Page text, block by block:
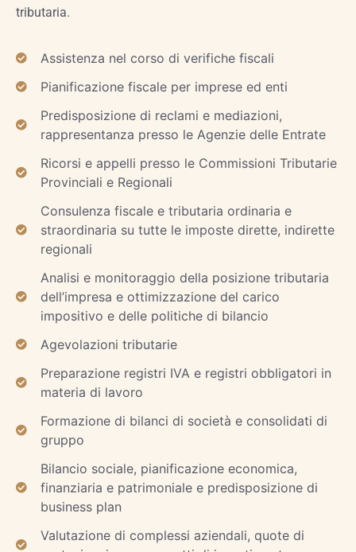
tributaria.
Assistenza nel corso di verifiche fiscali
Pianificazione fiscale per imprese ed enti
Predisposizione di reclami e mediazioni,
rappresentanza presso le Agenzie delle Entrate
Ricorsi e appelli presso le Commissioni Tributarie
Provinciali e Regionali
Consulenza fiscale e tributaria ordinaria e
straordinaria su tutte le imposte dirette, indirette
regionali
Analisi e monitoraggio della posizione tributaria
dell’impresa e ottimizzazione del carico
impositivo e delle politiche di bilancio
Agevolazioni tributarie
Preparazione registri IVA e registri obbligatori in
materia di lavoro
Formazione di bilanci di società e consolidati di
gruppo
Bilancio sociale, pianificazione economica,
finanziaria e patrimoniale e predisposizione di
business plan
Valutazione di complessi aziendali, quote di